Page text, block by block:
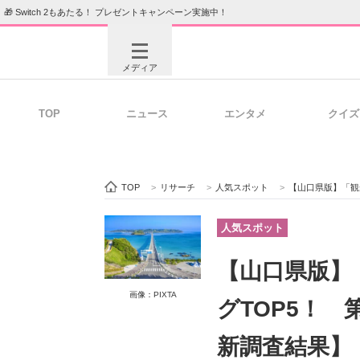
🎁 Switch 2もあたる！ プレゼントキャンペーン実施中！
メディア
ビジネスと働き方のヒント
ITエンジニア向け専門サイト
TOP ニュース エンタメ クイズ
TOP > リサーチ > 人気スポット > 【山口県版】「
画像：PIXTA
人気スポット
【山口県版
グTOP5！
新調査結果】